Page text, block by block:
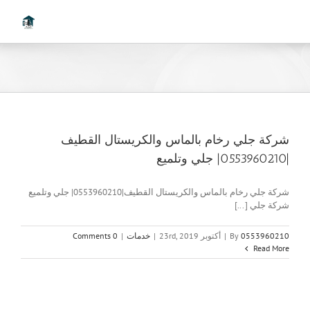
شركة جلي رخام بالماس والكريستال القطيف
|0553960210| جلي وتلميع
شركة جلي رخام بالماس والكريستال القطيف|0553960210| جلي وتلميع
شركة جلي [...]
By 0553960210
| أكتوبر 23rd, 2019 | خدمات |
0 Comments
Read More